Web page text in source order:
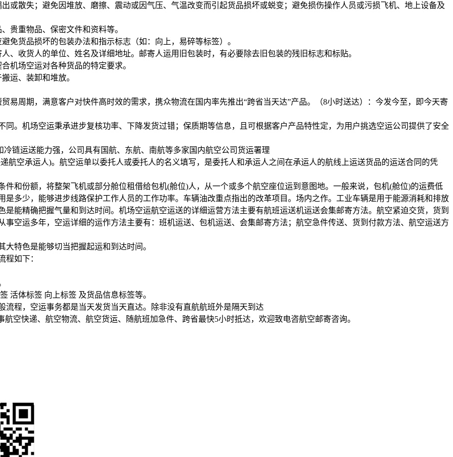
或散失；避免因堆放、磨擦、震动或因气压、气温改变而引起货品损坏或蜕变；避免损伤操作人员或污损飞机、地上设备及
贵重物品、保密文件和资料等。
免货品损坏的包装办法和指示标志（如：向上，易碎等标签）。
、收货人的单位、姓名及详细地址。邮寄人运用旧包装时，有必要除去旧包装的残旧标志和标贴。
机场空运对各种货品的特定要求。
运、装卸和堆放。
易周期，满意客户对快件高时效的需求，携众物流在国内率先推出“跨省当天达”产品。（8小时送达）：今发今至，即今天寄
同。机场空运秉承进步复核功率、下降发货过错；保质期等信息，且可根据客户产品特性定，为用户挑选空运公司提供了安全
链运送能力强，公司具有国航、东航、南航等多家国内航空公司货运署理
航空承运人)。航空运单以委托人或委托人的名义填写，是委托人和承运人之间在承运人的航线上运送货品的运送合同的凭
和份额，将整架飞机或部分舱位租借给包机(舱位)人，从一个或多个航空座位运到意图地。一般来说，包机(舱位)的运费低
是多少，能够进步线路保护工作人员的工作功率。车辆油改重点指出的改革项目。场内之作。工业车辆是用于能源消耗和排放
能精确把握气量和到达时间。机场空运航空运送的详细运营方法主要有航班运送机运送会集邮寄方法。航空紧迫交货，货到
空运多年，空运详细的运作方法主要有：班机运送、包机运送、会集邮寄方法；航空急件传送、货到付款方法、航空运送方
特色是能够切当把握起运和到达时间。
程如下：
活体标签 向上标签 及货品信息标签等。
程，空运事务都是当天发货当天直达。除非没有直航航班外是隔天到达
空快递、航空物流、航空货运、随航班加急件、跨省最快5小时抵达，欢迎致电咨航空邮寄咨询。